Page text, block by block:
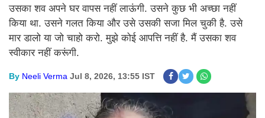
उसका शव अपने घर वापस नहीं लाऊंगी. उसने कुछ भी अच्छा नहीं
किया था. उसने गलत किया और उसे उसकी सजा मिल चुकी है. उसे
मार डालो या जो चाहो करो. मुझे कोई आपत्ति नहीं है. मैं उसका शव
स्वीकार नहीं करूंगी.
By Neeli Verma Jul 8, 2026, 13:55 IST